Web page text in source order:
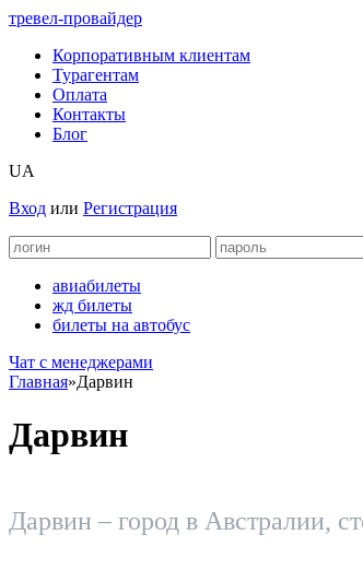
тревел-провайдер
Корпоративным клиентам
Турагентам
Оплата
Контакты
Блог
UA
Вход или Регистрация
авиабилеты
жд билеты
билеты на автобус
Чат c менеджерами
Главная»Дарвин
Дарвин
Дарвин – город в Австралии,